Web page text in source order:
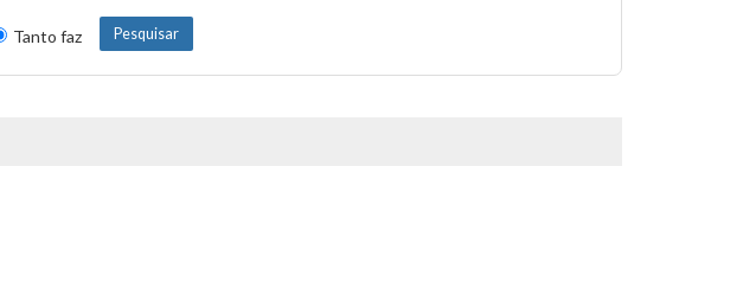
Tanto faz